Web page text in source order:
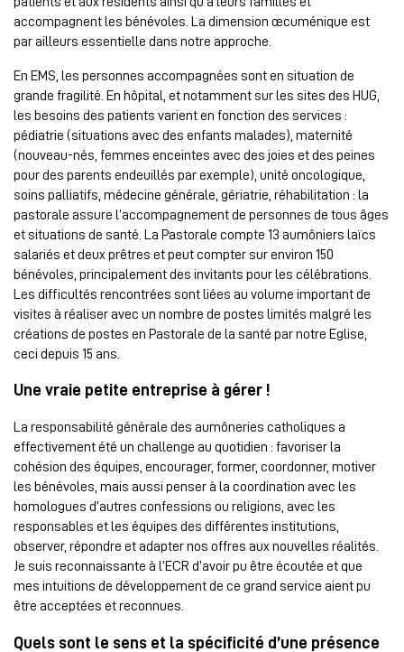
accompagnent les bénévoles. La dimension œcuménique est
par ailleurs essentielle dans notre approche.
En EMS, les personnes accompagnées sont en situation de
grande fragilité. En hôpital, et notamment sur les sites des HUG,
les besoins des patients varient en fonction des services :
pédiatrie (situations avec des enfants malades), maternité
(nouveau-nés, femmes enceintes avec des joies et des peines
pour des parents endeuillés par exemple), unité oncologique,
soins palliatifs, médecine générale, gériatrie, réhabilitation : la
pastorale assure l’accompagnement de personnes de tous âges
et situations de santé. La Pastorale compte 13 aumôniers laïcs
salariés et deux prêtres et peut compter sur environ 150
bénévoles, principalement des invitants pour les célébrations.
Les difficultés rencontrées sont liées au volume important de
visites à réaliser avec un nombre de postes limités malgré les
créations de postes en Pastorale de la santé par notre Eglise,
ceci depuis 15 ans.
Une vraie petite entreprise à gérer !
La responsabilité générale des aumôneries catholiques a
effectivement été un challenge au quotidien : favoriser la
cohésion des équipes, encourager, former, coordonner, motiver
les bénévoles, mais aussi penser à la coordination avec les
homologues d’autres confessions ou religions, avec les
responsables et les équipes des différentes institutions,
observer, répondre et adapter nos offres aux nouvelles réalités.
Je suis reconnaissante à l’ECR d’avoir pu être écoutée et que
mes intuitions de développement de ce grand service aient pu
être acceptées et reconnues.
Quels sont le sens et la spécificité d’une présence